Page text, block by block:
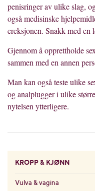
penisringer av ulike slag,
også medisinske
ereksjonen. Snakk med en
Gjennom å opprettholde
sammen med en annen
Man kan også teste ulike
og analplugger i ulike
nytelsen ytterligere.
KROPP & KJØNN
Vulva & vagina